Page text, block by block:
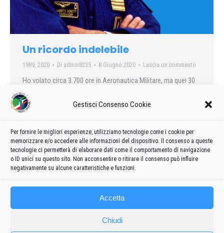
Gestisci Consenso Cookie
Per fornire le migliori esperienze, utilizziamo tecnologie come i cookie per
memorizzare e/o accedere alle informazioni del dispositivo. Il consenso a queste
tecnologie ci permetterà di elaborare dati come il comportamento di navigazione
o ID unici su questo sito. Non acconsentire o ritirare il consenso può influire
negativamente su alcune caratteristiche e funzioni.
Accetta
Chiudi
Un ricordo indelebile
1989, 2020 Di admin8235 8 Giugno 2020 Lascia un commento
Ho volato circa 3.700 ore in Aeronautica Militare, ma quei 30
minuti nel pomeriggio del 17 settembre 1989 a Porto Santo
Stefano hanno segnato in maniera indelebile la mia vita di
1 2